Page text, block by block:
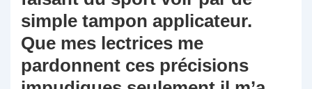
simple tampon applicateur.
Que mes lectrices me
pardonnent ces précisions